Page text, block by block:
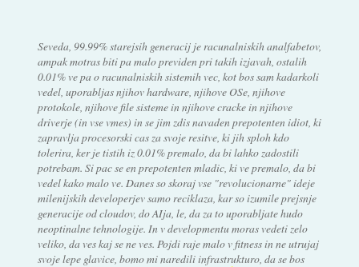
Seveda, 99.99% starejsih generacij je racunalniskih analfabetov,
ampak motras biti pa malo previden pri takih izjavah, ostalih
0.01% ve pa o racunalniskih sistemih vec, kot bos sam kadarkoli
vedel, uporabljas njihov hardware, njihove OSe, njihove
protokole, njihove file sisteme in njihove cracke in njihove
driverje (in vse vmes) in se jim zdis navaden prepotenten idiot, ki
zapravlja procesorski cas za svoje resitve, ki jih sploh kdo
tolerira, ker je tistih iz 0.01% premalo, da bi lahko zadostili
potrebam. Si pac se en prepotenten mladic, ki ve premalo, da bi
vedel kako malo ve. Danes so skoraj vse "revolucionarne" ideje
milenijskih developerjev samo reciklaza, kar so izumile prejsnje
generacije od cloudov, do AIja, le, da za to uporabljate hudo
neoptinalne tehnologije. In v developmentu moras vedeti zelo
veliko, da ves kaj se ne ves. Pojdi raje malo v fitness in ne utrujaj
svoje lepe glavice, bomo mi naredili infrastrukturo, da se bos